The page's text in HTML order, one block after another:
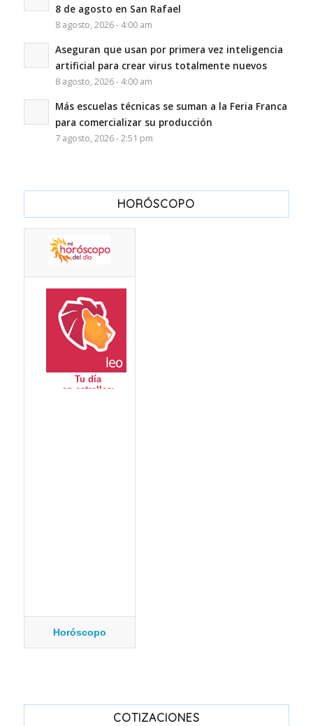
8 de agosto en San Rafael
8 agosto, 2026 - 4:00 am
Aseguran que usan por primera vez inteligencia
artificial para crear virus totalmente nuevos
8 agosto, 2026 - 4:00 am
Más escuelas técnicas se suman a la Feria Franca
para comercializar su producción
7 agosto, 2026 - 2:51 pm
HORÓSCOPO
Horóscopo
COTIZACIONES